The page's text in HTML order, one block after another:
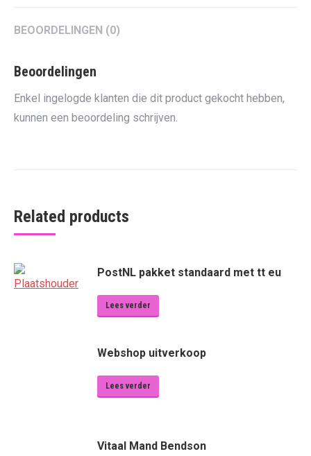
BEOORDELINGEN (0)
Beoordelingen
Enkel ingelogde klanten die dit product gekocht hebben,
kunnen een beoordeling schrijven.
Related products
PostNL pakket standaard met tt eu
Lees verder
Webshop uitverkoop
Lees verder
Vitaal Mand Bendson